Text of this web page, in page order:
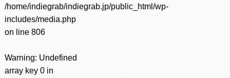
/home/indiegrab/indiegrab.jp/public_html/wp-
includes/media.php
on line 806
Warning: Undefined
array key 0 in